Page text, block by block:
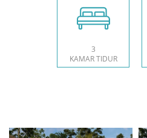
3
KAMAR TIDUR